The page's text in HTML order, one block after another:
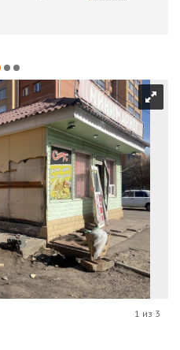
1 из 3